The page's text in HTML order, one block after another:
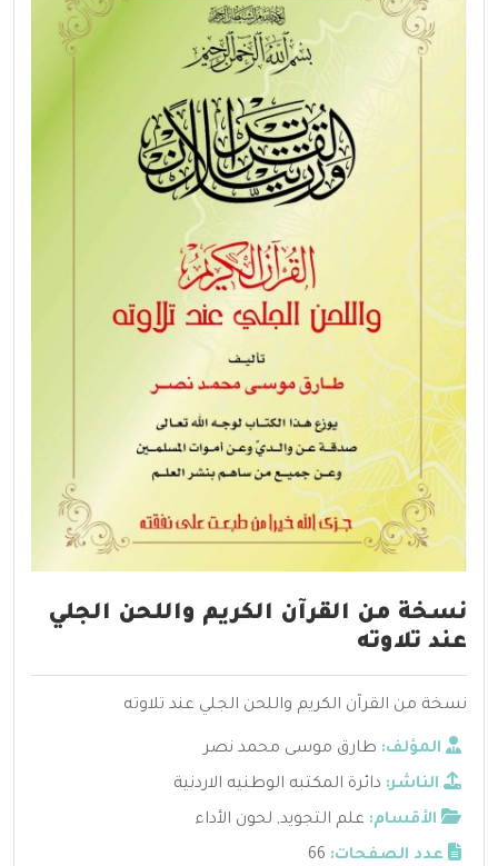
نسخة من القرآن الكريم واللحن الجلي
عند تلاوته
نسخة من القرآن الكريم واللحن الجلي عند تلاوته
المؤلف: طارق موسى محمد نصر
الناشر: دائرة المكتبه الوطنيه الاردنية
الأقسام: علم التجويد, لحون الأداء
عدد الصفحات: 66